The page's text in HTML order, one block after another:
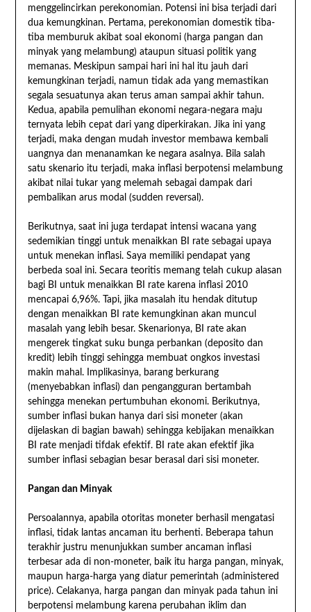
menggelincirkan perekonomian. Potensi ini bisa terjadi dari
dua kemungkinan. Pertama, perekonomian domestik tiba-
tiba memburuk akibat soal ekonomi (harga pangan dan
minyak yang melambung) ataupun situasi politik yang
memanas. Meskipun sampai hari ini hal itu jauh dari
kemungkinan terjadi, namun tidak ada yang memastikan
segala sesuatunya akan terus aman sampai akhir tahun.
Kedua, apabila pemulihan ekonomi negara-negara maju
ternyata lebih cepat dari yang diperkirakan. Jika ini yang
terjadi, maka dengan mudah investor membawa kembali
uangnya dan menanamkan ke negara asalnya. Bila salah
satu skenario itu terjadi, maka inflasi berpotensi melambung
akibat nilai tukar yang melemah sebagai dampak dari
pembalikan arus modal (sudden reversal).
Berikutnya, saat ini juga terdapat intensi wacana yang
sedemikian tinggi untuk menaikkan BI rate sebagai upaya
untuk menekan inflasi. Saya memiliki pendapat yang
berbeda soal ini. Secara teoritis memang telah cukup alasan
bagi BI untuk menaikkan BI rate karena inflasi 2010
mencapai 6,96%. Tapi, jika masalah itu hendak ditutup
dengan menaikkan BI rate kemungkinan akan muncul
masalah yang lebih besar. Skenarionya, BI rate akan
mengerek tingkat suku bunga perbankan (deposito dan
kredit) lebih tinggi sehingga membuat ongkos investasi
makin mahal. Implikasinya, barang berkurang
(menyebabkan inflasi) dan pengangguran bertambah
sehingga menekan pertumbuhan ekonomi. Berikutnya,
sumber inflasi bukan hanya dari sisi moneter (akan
dijelaskan di bagian bawah) sehingga kebijakan menaikkan
BI rate menjadi tifdak efektif. BI rate akan efektif jika
sumber inflasi sebagian besar berasal dari sisi moneter.
Pangan dan Minyak
Persoalannya, apabila otoritas moneter berhasil mengatasi
inflasi, tidak lantas ancaman itu berhenti. Beberapa tahun
terakhir justru menunjukkan sumber ancaman inflasi
terbesar ada di non-moneter, baik itu harga pangan, minyak,
maupun harga-harga yang diatur pemerintah (administered
price). Celakanya, harga pangan dan minyak pada tahun ini
berpotensi melambung karena perubahan iklim dan